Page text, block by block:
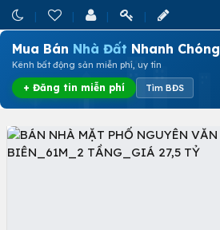
Mua Bán Nhà Đất Nhanh Chóng
Kênh bất động sản miễn phí, uy tín
+ Đăng tin miễn phí Tìm BĐS